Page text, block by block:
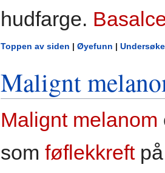
hudfarge.
Toppen av siden | Øyefunn |
Malignt
Malignt melanom
som føflekkreftpå